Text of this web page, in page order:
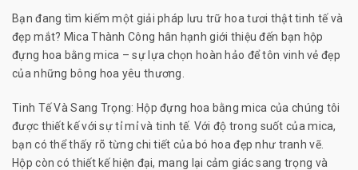
Bạn đang tìm kiếm một giải pháp lưu trữ hoa tươi thật tinh tế và
đẹp mắt? Mica Thành Công hân hạnh giới thiệu đến bạn hộp
đựng hoa bằng mica – sự lựa chọn hoàn hảo để tôn vinh vẻ đẹp
của những bông hoa yêu thương.
Tinh Tế Và Sang Trọng: Hộp đựng hoa bằng mica của chúng tôi
được thiết kế với sự tỉ mỉ và tinh tế. Với độ trong suốt của mica,
bạn có thể thấy rõ từng chi tiết của bó hoa đẹp như tranh vẽ.
Hộp còn có thiết kế hiện đại, mang lại cảm giác sang trọng và